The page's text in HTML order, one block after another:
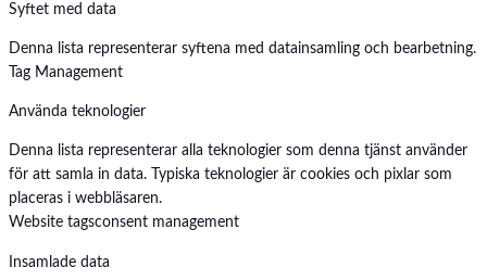
Syftet med data
Denna lista representerar syftena med datainsamling och bearbetning.
Tag Management
Använda teknologier
Denna lista representerar alla teknologier som denna tjänst använder
för att samla in data. Typiska teknologier är cookies och pixlar som
placeras i webbläsaren.
Website tagsconsent management
Insamlade data